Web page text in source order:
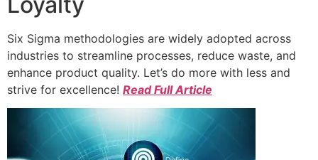
Six Sigma methodologies are widely adopted across
industries to streamline processes, reduce waste, and
enhance product quality. Let’s do more with less and
strive for excellence! Read Full Article